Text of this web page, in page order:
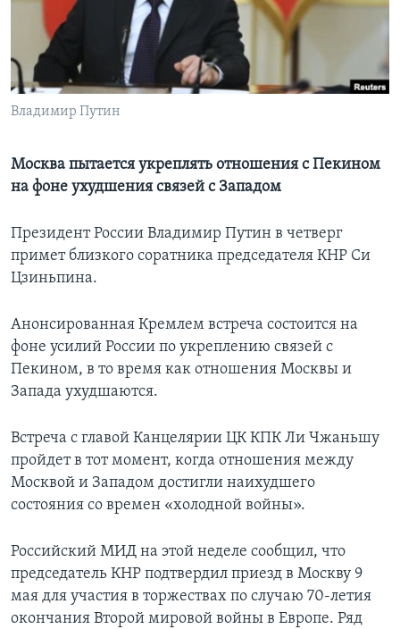
Learning English
СОЦИАЛЬНЫЕ СЕТИ
Языки
Владимир Путин
Москва пытается укреплять отношения с Пекином
на фоне ухудшения связей с Западом
Президент России Владимир Путин в четверг
примет близкого соратника председателя КНР Си
Цзиньпина.
Анонсированная Кремлем встреча состоится на
фоне усилий России по укреплению связей с
Пекином, в то время как отношения Москвы и
Запада ухудшаются.
Встреча с главой Канцелярии ЦК КПК Ли Чжаньшу
пройдет в тот момент, когда отношения между
Москвой и Западом достигли наихудшего
состояния со времен «холодной войны».
Российский МИД на этой неделе сообщил, что
председатель КНР подтвердил приезд в Москву 9
мая для участия в торжествах по случаю 70-летия
окончания Второй мировой войны в Европе. Ряд